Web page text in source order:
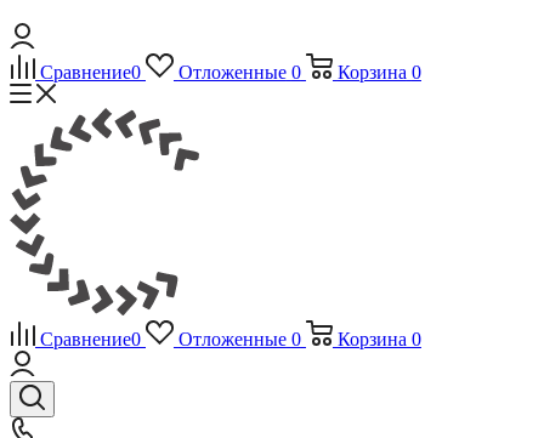
Сравнение0 Отложенные 0 Корзина 0
Сравнение0 Отложенные 0 Корзина 0